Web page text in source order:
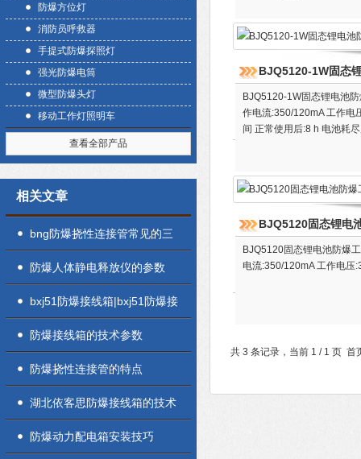
防爆方位灯
消防员呼救器
手提式防爆探照灯
强光防爆电筒
微型防爆头灯
移动工作灯照明车
查看全部产品
相关文章
bng防爆挠性连接管常见的三
种材质说明
防爆人体静电释放仪的参数
bxj51防爆接线箱|bxj51防爆接
线箱安装须知
防爆接线箱的技术参数
防爆挠性连接管的特点
湖北依客思防爆接线箱的技术
参数
防爆动力配电箱安装技巧
BJQ5120-1W固态
BJQ5120-1W固态锂电池
作电流:350/120mA 工作电
间 正常使用后:8 h 电池耗
BJQ5120固态锂电
BJQ5120固态锂电池防爆
电流:350/120mA 工作电压
共 3 条记录，当前 1 / 1 页